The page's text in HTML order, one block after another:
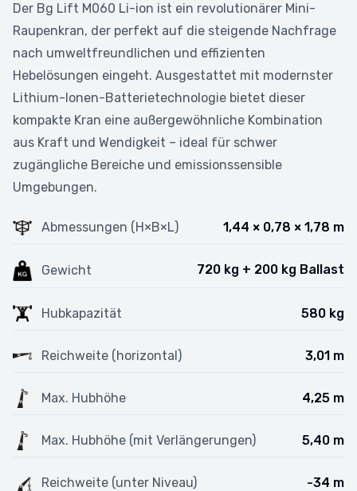
Der Bg Lift M060 Li-ion ist ein revolutionärer Mini-
Raupenkran, der perfekt auf die steigende Nachfrage
nach umweltfreundlichen und effizienten
Hebelösungen eingeht. Ausgestattet mit modernster
Lithium-Ionen-Batterietechnologie bietet dieser
kompakte Kran eine außergewöhnliche Kombination
aus Kraft und Wendigkeit – ideal für schwer
zugängliche Bereiche und emissionssensible
Umgebungen.
Abmessungen (H×B×L) 1,44 × 0,78 × 1,78 m
Gewicht 720 kg + 200 kg Ballast
Hubkapazität 580 kg
Reichweite (horizontal) 3,01 m
Max. Hubhöhe 4,25 m
Max. Hubhöhe (mit Verlängerungen) 5,40 m
Reichweite (unter Niveau) -34 m